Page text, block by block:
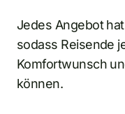
Jedes Angebot
sodass Reisende
Komfortwunsch
können.